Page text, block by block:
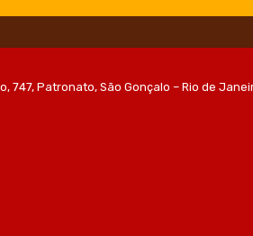
747, Patronato, São Gonçalo – Rio de